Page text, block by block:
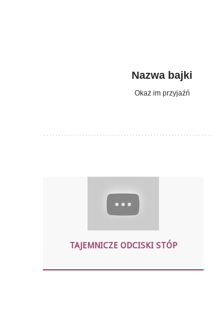
Nazwa bajki
Okaż im przyjaźń
TAJEMNICZE ODCISKI STÓP